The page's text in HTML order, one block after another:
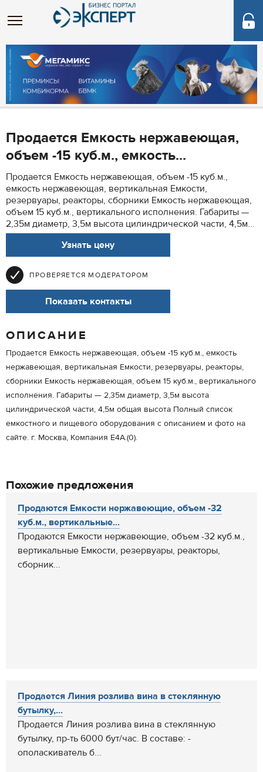
Продается Емкость нержавеющая,
объем -15 куб.м., емкость...
Продается Емкость нержавеющая, объем -15 куб.м.,
емкость нержавеющая, вертикальная Емкости,
резервуары, реакторы, сборники Емкость нержавеющая,
объем 15 куб.м., вертикального исполнения. Габариты —
2,35м диаметр, 3,5м высота цилиндрической части, 4,5м...
Узнать цену
ПРОВЕРЯЕТСЯ МОДЕРАТОРОМ
Показать контакты
ОПИСАНИЕ
Продается Емкость нержавеющая, объем -15 куб.м., емкость
нержавеющая, вертикальная Емкости, резервуары, реакторы,
сборники Емкость нержавеющая, объем 15 куб.м., вертикального
исполнения. Габариты — 2,35м диаметр, 3,5м высота
цилиндрической части, 4,5м общая высота Полный список
емкостного и пищевого оборудования с описанием и фото на
сайте. г. Москва, Компания Е4А.(0).
Похожие предложения
Продаются Емкости нержавеющие, объем -32
куб.м., вертикальные...
Продаются Емкости нержавеющие, объем -32 куб.м.,
вертикальные Емкости, резервуары, реакторы,
сборник...
Продается Линия розлива вина в стеклянную
бутылку,...
Продается Линия розлива вина в стеклянную
бутылку, пр-ть 6000 бут/час. В составе: -
ополаскиватель б...